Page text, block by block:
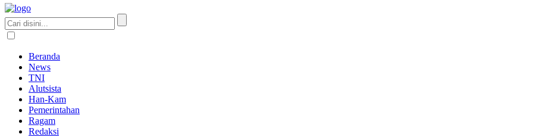
Beranda
News
TNI
Alutsista
Han-Kam
Pemerintahan
Ragam
Redaksi